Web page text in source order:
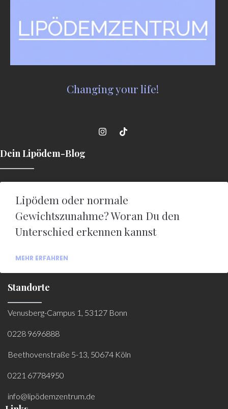
Changing your life!
Dein Lipödem-Blog
Lipödem oder normale
Gewichtszunahme? Woran Du den
Unterschied erkennen kannst
MEHR ERFAHREN
Standorte
Venusberg-Campus 1, 53127 Bonn
0228 9696888
Beethovenstraße 5-13, 50674 Köln
0221 67784950
info@lipödemzentrum.de